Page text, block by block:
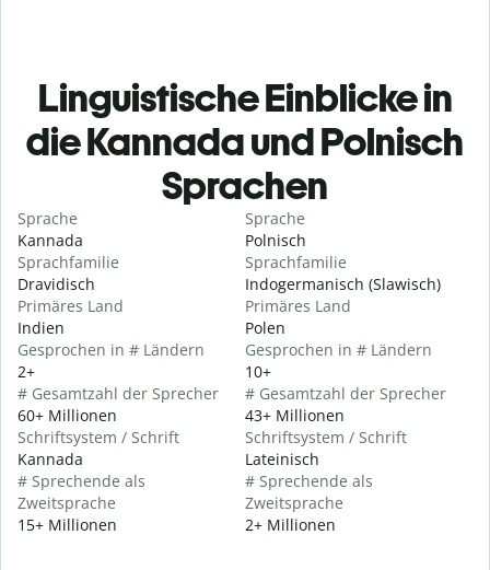
Linguistische Einblicke in
die Kannada und Polnisch
Sprachen
Sprache
Kannada
Sprachfamilie
Dravidisch
Primäres Land
Indien
Gesprochen in # Ländern
2+
# Gesamtzahl der Sprecher
60+ Millionen
Schriftsystem / Schrift
Kannada
# Sprechende als
Zweitsprache
15+ Millionen
Sprache
Polnisch
Sprachfamilie
Indogermanisch (Slawisch)
Primäres Land
Polen
Gesprochen in # Ländern
10+
# Gesamtzahl der Sprecher
43+ Millionen
Schriftsystem / Schrift
Lateinisch
# Sprechende als
Zweitsprache
2+ Millionen